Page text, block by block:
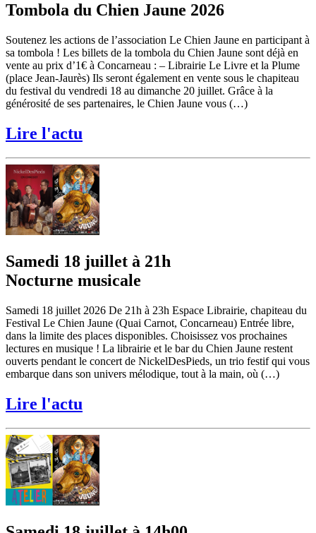
Tombola du Chien Jaune 2026
Soutenez les actions de l’association Le Chien Jaune en participant à
sa tombola ! Les billets de la tombola du Chien Jaune sont déjà en
vente au prix d’1€ à Concarneau : – Librairie Le Livre et la Plume
(place Jean-Jaurès) Ils seront également en vente sous le chapiteau
du festival du vendredi 18 au dimanche 20 juillet. Grâce à la
générosité de ses partenaires, le Chien Jaune vous (…)
Lire l'actu
Samedi 18 juillet à 21h
Nocturne musicale
Samedi 18 juillet 2026 De 21h à 23h Espace Librairie, chapiteau du
Festival Le Chien Jaune (Quai Carnot, Concarneau) Entrée libre,
dans la limite des places disponibles. Choisissez vos prochaines
lectures en musique ! La librairie et le bar du Chien Jaune restent
ouverts pendant le concert de NickelDesPieds, un trio festif qui vous
embarque dans son univers mélodique, tout à la main, où (…)
Lire l'actu